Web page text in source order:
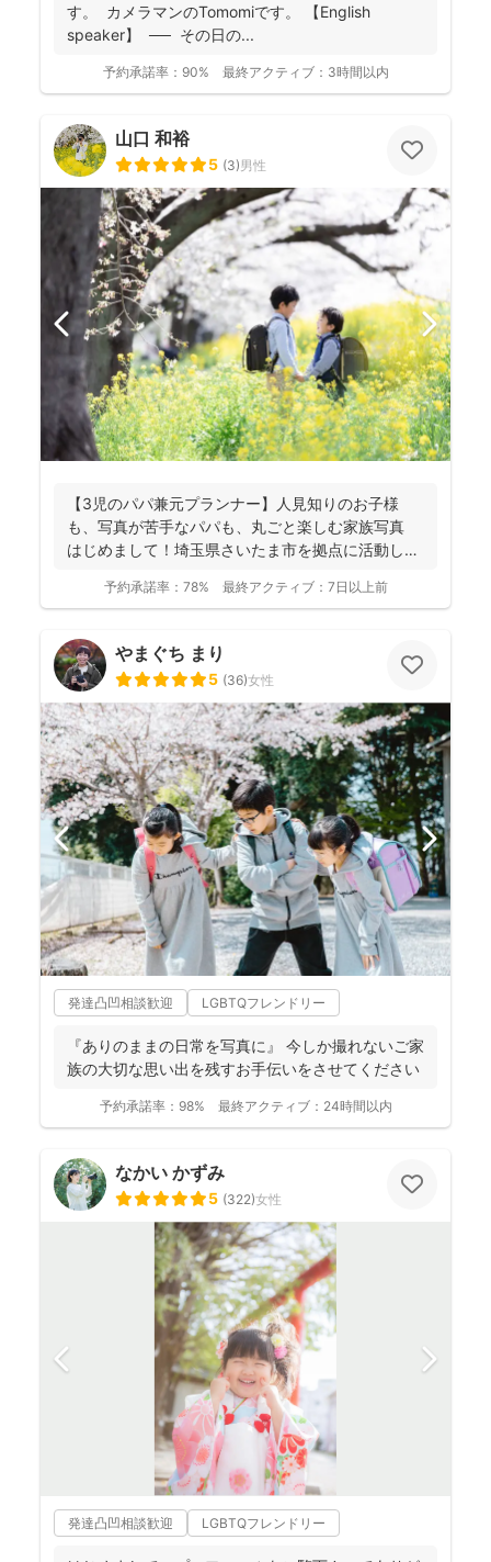
す。 カメラマンのTomomiです。 【English
speaker】 ── その日の...
予約承諾率： 90% 最終アクティブ： 3時間以内
山口 和裕
5 (3)男性
【3児のパパ兼元プランナー】人見知りのお子様
も、写真が苦手なパパも、丸ごと楽しむ家族写真
はじめまして！埼玉県さいたま市を拠点に活動して
予約承諾率： 78% 最終アクティブ： 7日以上前
やまぐち まり
5 (36)女性
発達凸凹相談歓迎 LGBTQフレンドリー
『ありのままの日常を写真に』 今しか撮れないご家
族の大切な思い出を残すお手伝いをさせてください
予約承諾率： 98% 最終アクティブ： 24時間以内
なかい かずみ
5 (322)女性
発達凸凹相談歓迎 LGBTQフレンドリー